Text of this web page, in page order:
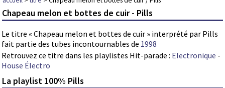
Chapeau melon et bottes de cuir - Pills
Le titre « Chapeau melon et bottes de cuir » interprété par Pills
fait partie des tubes incontournables de 1998
Retrouvez ce titre dans les playlistes Hit-parade : Electronique -
House Électro
La playlist 100% Pills